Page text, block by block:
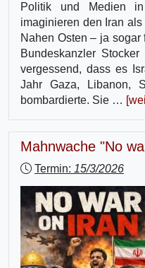
Politik und Medien
imaginieren den Iran als
Nahen Osten – ja sogar
Bundeskanzler
vergessend, dass es
Jahr Gaza, Libanon,
bombardierte. Sie …
Mahnwache "No
Termin: 15/3/2026